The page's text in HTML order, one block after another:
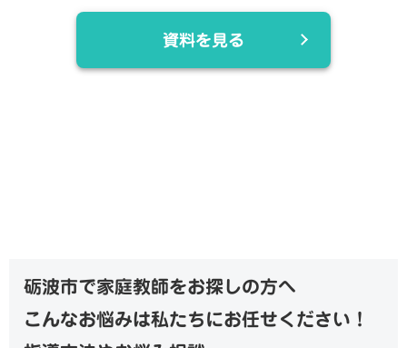
資料を見る
砺波市で家庭教師をお探しの方へ
こんなお悩みは私たちにお任せください！